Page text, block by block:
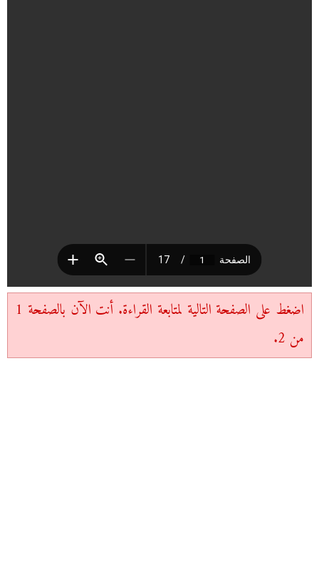
اضغط على الصفحة التالية لمتابعة القراءة. أنت الآن بالصفحة 1
من 2.